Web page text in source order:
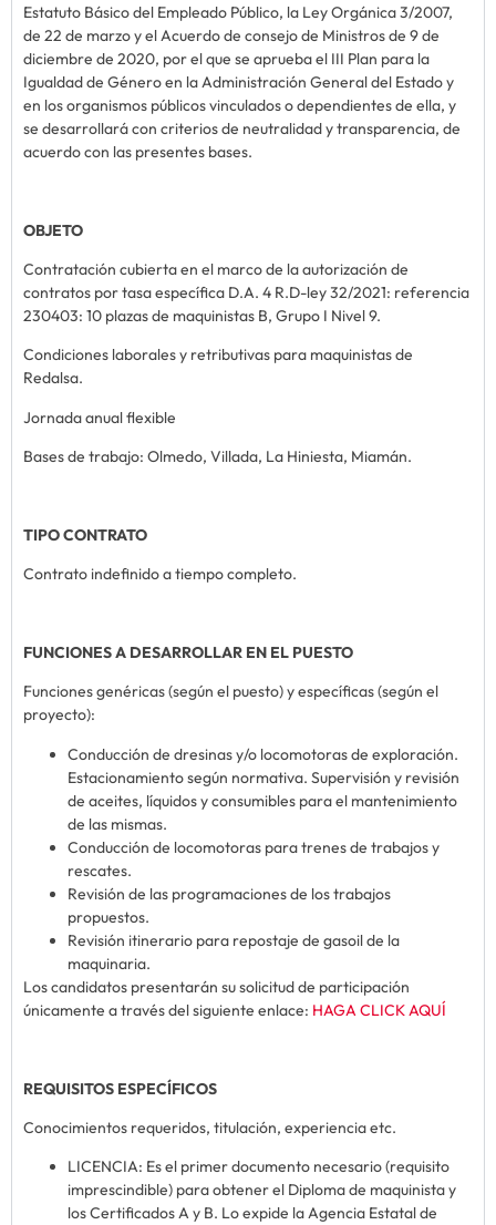
Estatuto Básico del Empleado Público, la Ley Orgánica 3/2007,
de 22 de marzo y el Acuerdo de consejo de Ministros de 9 de
diciembre de 2020, por el que se aprueba el III Plan para la
Igualdad de Género en la Administración General del Estado y
en los organismos públicos vinculados o dependientes de ella, y
se desarrollará con criterios de neutralidad y transparencia, de
acuerdo con las presentes bases.
OBJETO
Contratación cubierta en el marco de la autorización de
contratos por tasa específica D.A. 4 R.D-ley 32/2021: referencia
230403: 10 plazas de maquinistas B, Grupo I Nivel 9.
Condiciones laborales y retributivas para maquinistas de
Redalsa.
Jornada anual flexible
Bases de trabajo: Olmedo, Villada, La Hiniesta, Miamán.
TIPO CONTRATO
Contrato indefinido a tiempo completo.
FUNCIONES A DESARROLLAR EN EL PUESTO
Funciones genéricas (según el puesto) y específicas (según el
proyecto):
Conducción de dresinas y/o locomotoras de exploración.
Estacionamiento según normativa. Supervisión y revisión
de aceites, líquidos y consumibles para el mantenimiento
de las mismas.
Conducción de locomotoras para trenes de trabajos y
rescates.
Revisión de las programaciones de los trabajos
propuestos.
Revisión itinerario para repostaje de gasoil de la
maquinaria.
Los candidatos presentarán su solicitud de participación
únicamente a través del siguiente enlace: HAGA CLICK AQUÍ
REQUISITOS ESPECÍFICOS
Conocimientos requeridos, titulación, experiencia etc.
LICENCIA: Es el primer documento necesario (requisito
imprescindible) para obtener el Diploma de maquinista y
los Certificados A y B. Lo expide la Agencia Estatal de